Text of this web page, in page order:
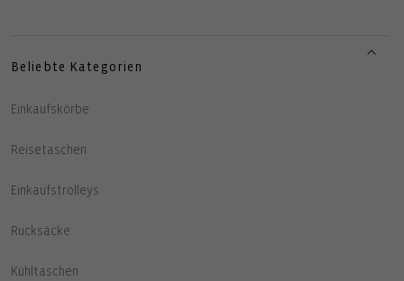
Beliebte Kategorien
Einkaufskörbe
Reisetaschen
Einkaufstrolleys
Rucksäcke
Kühltaschen